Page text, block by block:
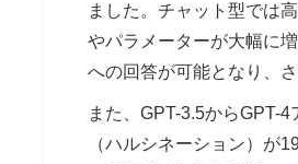
ました。チャット型では
やパラメーターが大幅に
への回答が可能となり、
また、GPT-3.5からGPT-
（ハルシネーション）が